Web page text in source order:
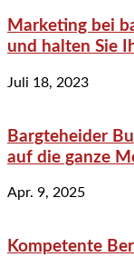
Marketing bei
und halten Sie
Juli 18, 2023
Bargteheider
auf die ganze
Apr. 9, 2025
Kompetente